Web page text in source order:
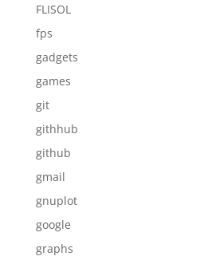
FLISOL
fps
gadgets
games
git
githhub
github
gmail
gnuplot
google
graphs